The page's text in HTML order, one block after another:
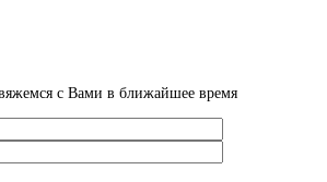
с Вами в ближайшее время